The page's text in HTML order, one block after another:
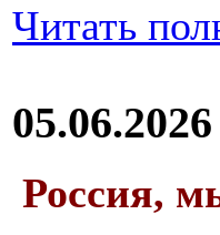
Читать
05.06.2026
Россия,